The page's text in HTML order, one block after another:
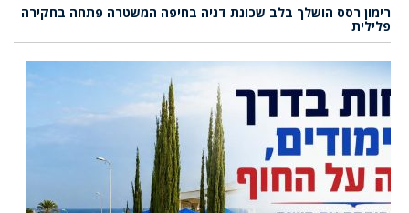
רימון רסס הושלך בלב שכונת דניה בחיפה המשטרה פתחה בחקירה
פלילית